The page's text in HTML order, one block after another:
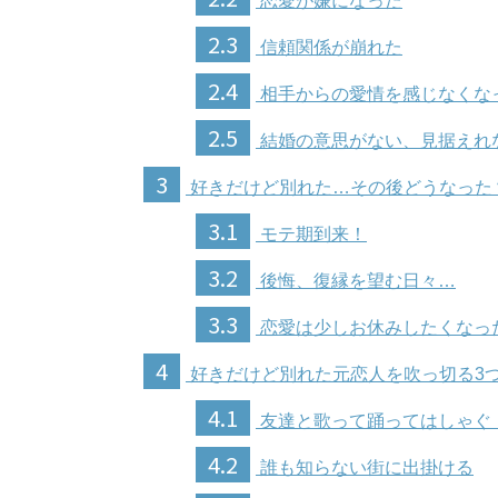
2.3 信頼関係が崩れた
2.4 相手からの愛情を感じなくな
2.5 結婚の意思がない、見据えれ
3 好きだけど別れた…その後どうなった
3.1 モテ期到来！
3.2 後悔、復縁を望む日々…
3.3 恋愛は少しお休みしたくなっ
4 好きだけど別れた元恋人を吹っ切る3
4.1 友達と歌って踊ってはしゃぐ
4.2 誰も知らない街に出掛ける